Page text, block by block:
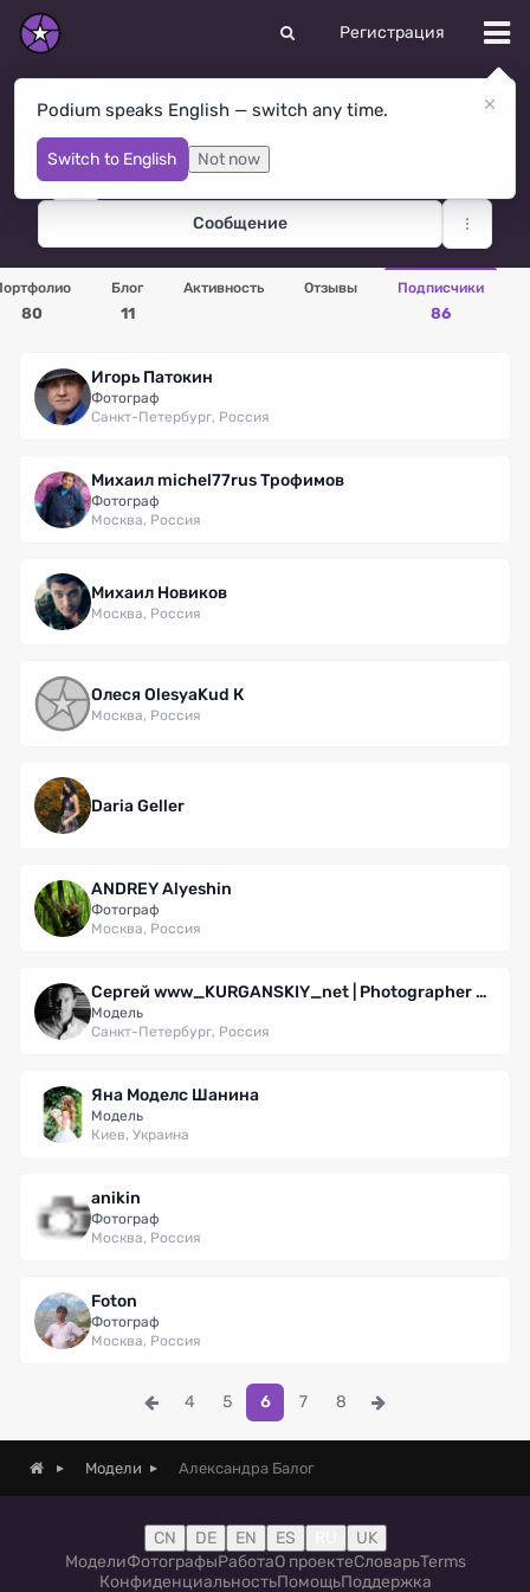
Регистрация
Podium speaks English — switch any time.
Switch to English Not now
Александра Балог
Москва· Россия
Премиум Editor's Pick × 1
Сообщение
80
Блог
11
Активность Отзывы Подписчики
86
Игорь Патокин
Фотограф
Санкт-Петербург, Россия
Михаил michel77rus Трофимов
Фотограф
Москва, Россия
Михаил Новиков
Москва, Россия
Олеся OlesyaKud К
Москва, Россия
Daria Geller
ANDREY Alyeshin
Фотограф
Москва, Россия
Сергей www_KURGANSKIY_net | Photographer Курганский
Модель
Санкт-Петербург, Россия
Яна Моделс Шанина
Модель
Киев, Украина
anikin
Фотограф
Москва, Россия
Foton
Фотограф
Москва, Россия
4 5 6 7 8
Модели Александра Балог
CN DE EN ES
UK
МоделиФотографыРаботаО проектеСловарьTerms
КонфиденциальностьПомощьПоддержка